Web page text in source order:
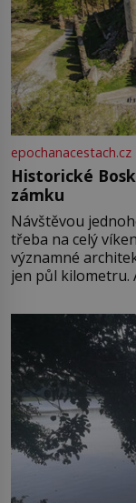
epochanacestach.cz
Historické
zámku
Návštěvou
třeba na celý
významné
jen půl kilometru.
Boskovice na
ve13. století, a